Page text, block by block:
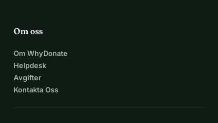
Om oss
Om WhyDonate
Helpdesk
Avgifter
Kontakta Oss